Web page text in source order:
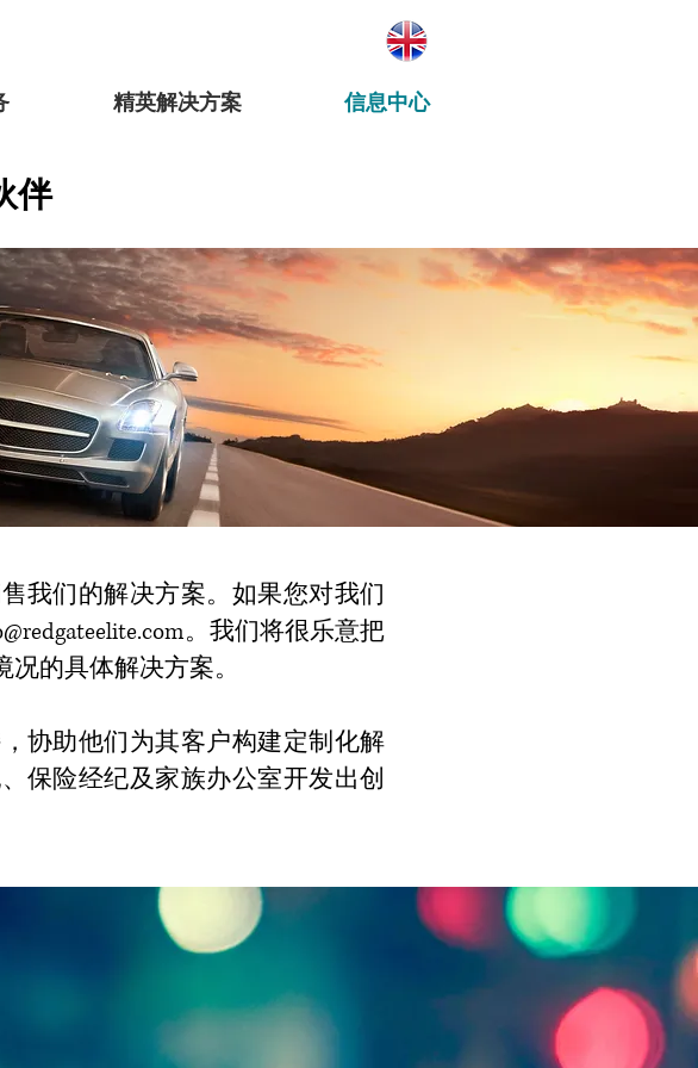
精英解决方案 信息中心
伴
我们的解决方案。如果您对我们
。我们将很乐意把
的具体解决方案。
协助他们为其客户构建定制化解
保险经纪及家族办公室开发出创